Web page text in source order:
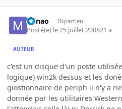
minao INpactien
Posté(e) le 25 juillet 200521 a
AUTEUR
c'est un disque d'un poste
logique) win2k dessus et les
giostionnaire de periph il n'y a
donnée par les utilitaires